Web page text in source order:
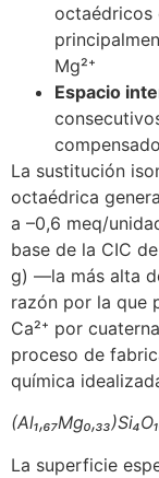
octaédricos
Mg²⁺
Espacio
La sustitución
octaédrica
a –0,6 meq/
base de la CIC
g) —la más alta
razón por la que
Ca²⁺ por
proceso de
química
La superficie